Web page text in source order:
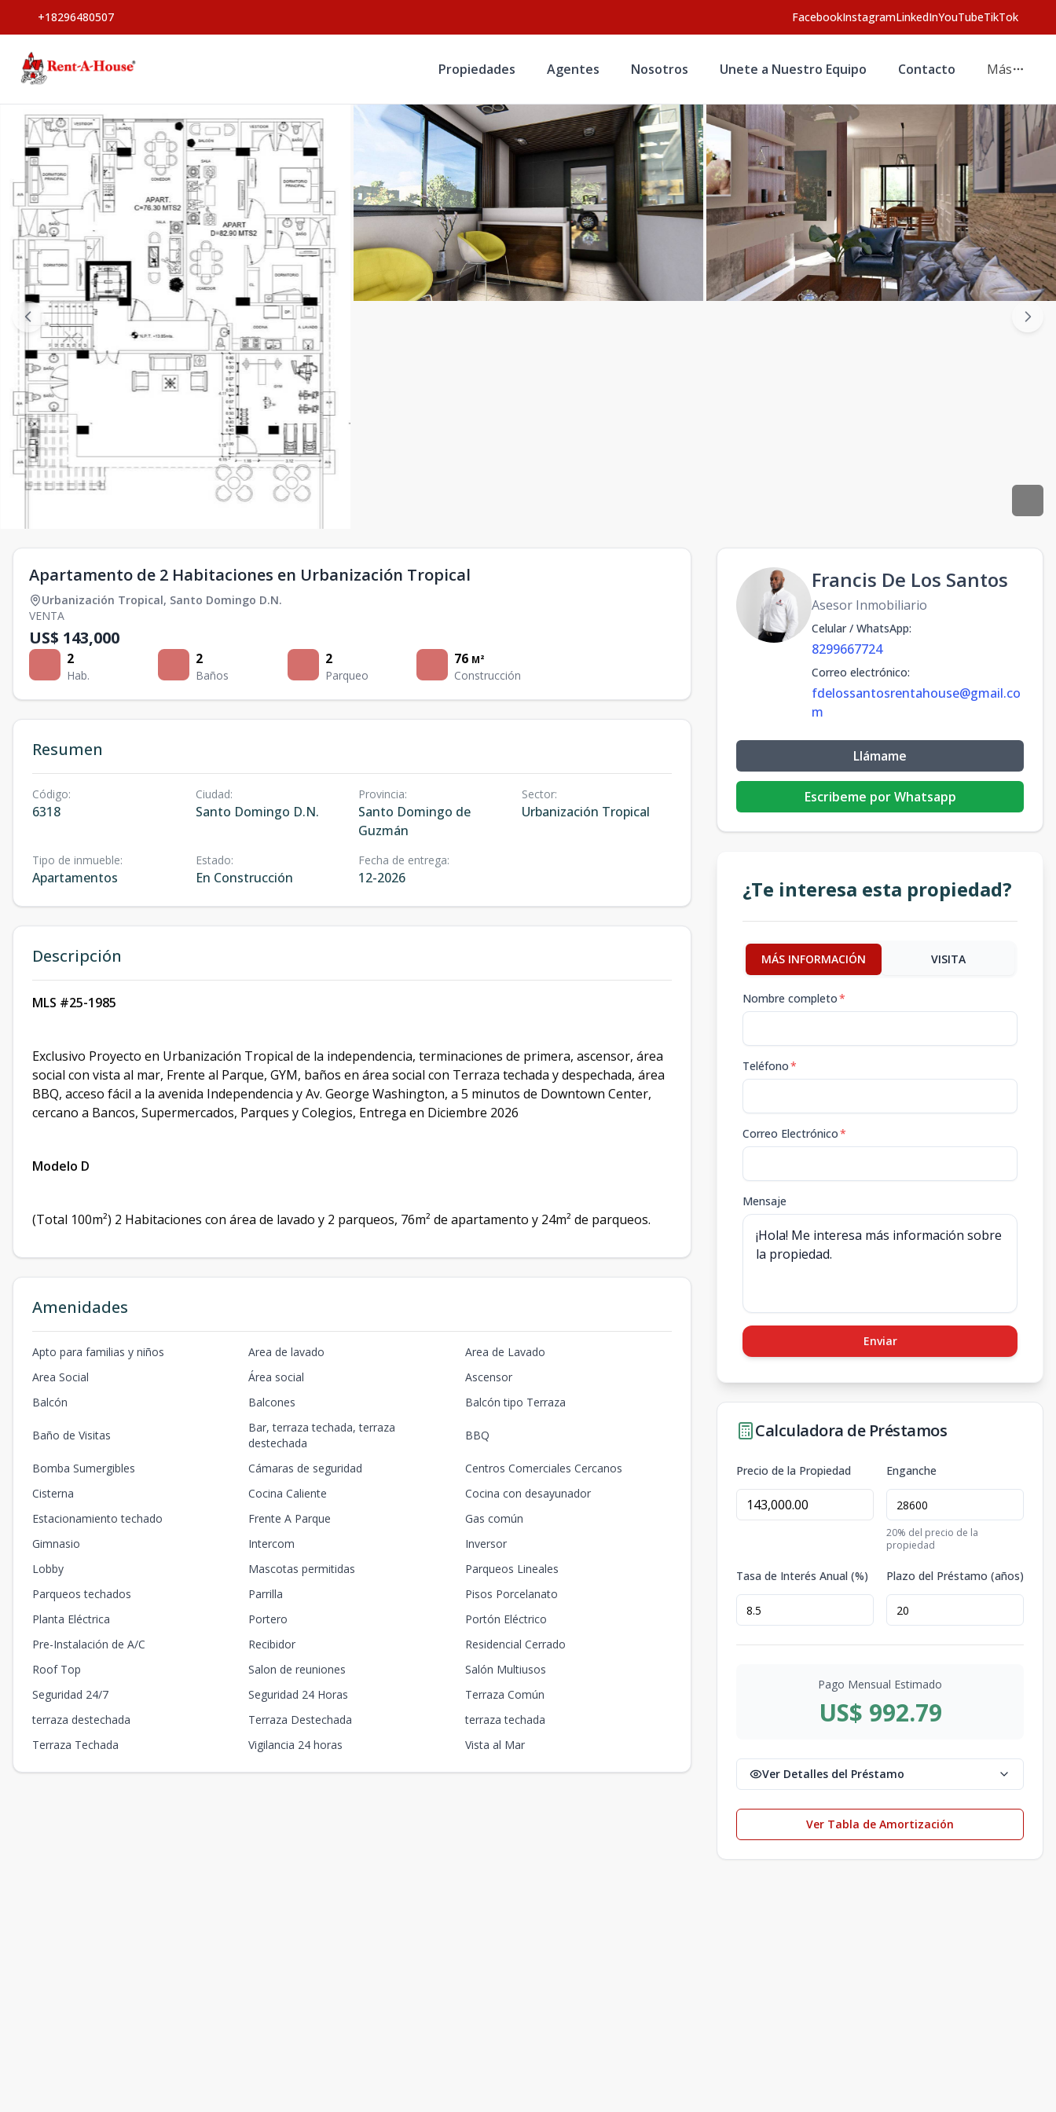
+18296480507 FacebookInstagramLinkedInYouTubeTikTok
Propiedades Agentes Nosotros Unete a Nuestro Equipo Contacto Más
Apartamento de 2 Habitaciones en Urbanización Tropical
Urbanización Tropical, Santo Domingo D.N.
VENTA
US$ 143,000
2
Hab.
2
Baños
2
Parqueo
76 M²
Construcción
Resumen
Código:
6318
Ciudad:
Santo Domingo D.N.
Provincia:
Santo Domingo de
Guzmán
Sector:
Urbanización Tropical
Tipo de inmueble:
Apartamentos
Estado:
En Construcción
Fecha de entrega:
12-2026
Descripción
MLS #25-1985
Exclusivo Proyecto en Urbanización Tropical de la independencia, terminaciones de primera, ascensor, área
social con vista al mar, Frente al Parque, GYM, baños en área social con Terraza techada y despechada, área
BBQ, acceso fácil a la avenida Independencia y Av. George Washington, a 5 minutos de Downtown Center,
cercano a Bancos, Supermercados, Parques y Colegios, Entrega en Diciembre 2026
Modelo D
(Total 100m²) 2 Habitaciones con área de lavado y 2 parqueos, 76m² de apartamento y 24m² de parqueos.
Amenidades
Apto para familias y niños Area de lavado
Area de Lavado
Area Social
Área social
Ascensor
Balcón
Balcones Balcón tipo Terraza
Baño de Visitas
Bar, terraza techada, terraza
destechada
BBQ
Bomba Sumergibles Cámaras de seguridad
Centros Comerciales Cercanos
Cisterna
Cocina Caliente
Cocina con desayunador
Estacionamiento techado
Frente A Parque
Gas común
Gimnasio
Intercom
Inversor
Lobby
Mascotas permitidas
Parqueos Lineales
Parqueos techados
Parrilla
Pisos Porcelanato
Planta Eléctrica
Portero
Portón Eléctrico
Pre-Instalación de A/C
Recibidor
Residencial Cerrado
Roof Top
Salon de reuniones
Salón Multiusos
Seguridad 24/7
Seguridad 24 Horas
Terraza Común
terraza destechada
Terraza Destechada
terraza techada
Terraza Techada
Vigilancia 24 horas Vista al Mar
Francis De Los Santos
Asesor Inmobiliario
Celular / WhatsApp:
8299667724
Correo electrónico:
fdelossantosrentahouse@gmail.co
m
Llámame
Escribeme por Whatsapp
¿Te interesa esta propiedad?
MÁS INFORMACIÓN VISITA
Nombre completo*
Teléfono*
Correo Electrónico*
Mensaje
Enviar
Calculadora de Préstamos
Precio de la Propiedad Enganche
20% del precio de la
propiedad
Tasa de Interés Anual (%) Plazo del Préstamo (años)
Pago Mensual Estimado
US$ 992.79
Ver Detalles del Préstamo
Ver Tabla de Amortización